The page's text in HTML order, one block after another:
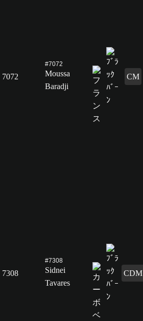
7072
#7072
Moussa
Baradji
CM
7308
#7308
Sidnei
Tavares
CDM